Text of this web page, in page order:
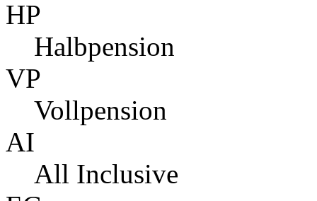
HP
Halbpension
VP
Vollpension
AI
All Inclusive